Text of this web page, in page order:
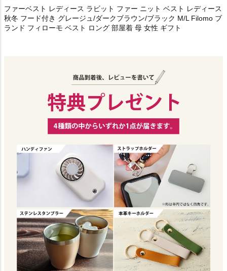
ファーベスト レディース ラビット ファー ニット ベスト レディース
秋冬 フード付き グレージュ/ダークブラウン/ブラック M/L Filomo ブ
ランド フィローモ ベスト ロング 部屋着 母 女性 ギフト